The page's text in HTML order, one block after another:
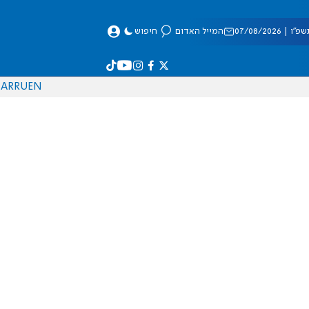
08/2026 המייל האדום חיפוש
EN
RU
AR